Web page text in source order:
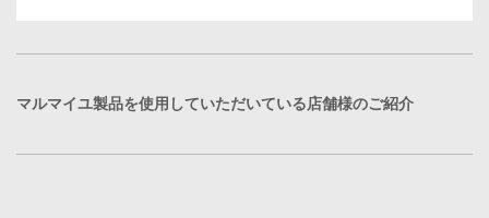
マルマイユ製品を使用していただいている店舗様のご紹介